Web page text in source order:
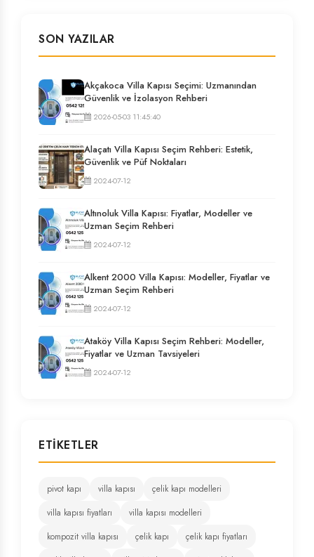
SON YAZILAR
Akçakoca Villa Kapısı Seçimi: Uzmanından
Güvenlik ve İzolasyon Rehberi
2026-05-03 11:45:40
Alaçatı Villa Kapısı Seçim Rehberi: Estetik,
Güvenlik ve Püf Noktaları
2024-07-12
Altınoluk Villa Kapısı: Fiyatlar, Modeller ve
Uzman Seçim Rehberi
2024-07-12
Alkent 2000 Villa Kapısı: Modeller, Fiyatlar ve
Uzman Seçim Rehberi
2024-07-12
Ataköy Villa Kapısı Seçim Rehberi: Modeller,
Fiyatlar ve Uzman Tavsiyeleri
2024-07-12
ETIKETLER
pivot kapı villa kapısı
çelik kapı modelleri
villa kapısı fiyatları
villa kapısı modelleri
kompozit villa kapısı
çelik kapı
çelik kapı fiyatları